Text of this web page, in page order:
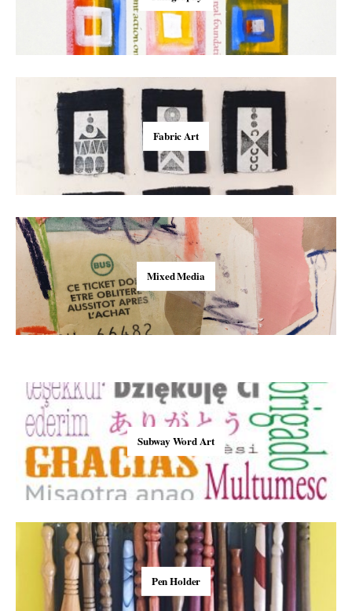
Fabric Art
Mixed Media
Subway Word Art
Pen Holder